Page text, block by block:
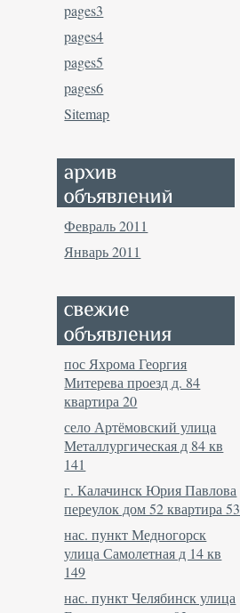
pages3
pages4
pages5
pages6
Sitemap
Февраль 2011
Январь 2011
пос Яхрома Георгия
Митерева проезд д. 84
квартира 20
село Артёмовский улица
Металлургическая д 84 кв
141
г. Калачинск Юрия Павлова
переулок дом 52 квартира 53
нас. пункт Медногорск
улица Самолетная д 14 кв
149
нас. пункт Челябинск улица